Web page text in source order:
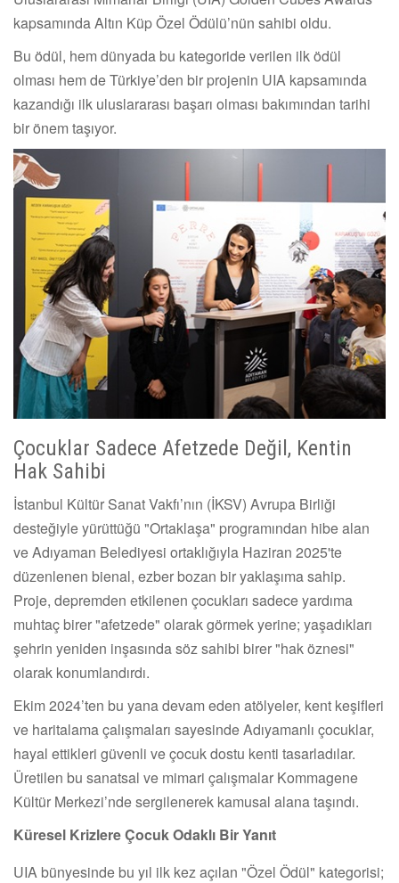
kapsamında Altın Küp Özel Ödülü’nün sahibi oldu.
Bu ödül, hem dünyada bu kategoride verilen ilk ödül
olması hem de Türkiye’den bir projenin UIA kapsamında
kazandığı ilk uluslararası başarı olması bakımından tarihi
bir önem taşıyor.
Çocuklar Sadece Afetzede Değil, Kentin
Hak Sahibi
İstanbul Kültür Sanat Vakfı’nın (İKSV) Avrupa Birliği
desteğiyle yürüttüğü "Ortaklaşa" programından hibe alan
ve Adıyaman Belediyesi ortaklığıyla Haziran 2025'te
düzenlenen bienal, ezber bozan bir yaklaşıma sahip.
Proje, depremden etkilenen çocukları sadece yardıma
muhtaç birer "afetzede" olarak görmek yerine; yaşadıkları
şehrin yeniden inşasında söz sahibi birer "hak öznesi"
olarak konumlandırdı.
Ekim 2024’ten bu yana devam eden atölyeler, kent keşifleri
ve haritalama çalışmaları sayesinde Adıyamanlı çocuklar,
hayal ettikleri güvenli ve çocuk dostu kenti tasarladılar.
Üretilen bu sanatsal ve mimari çalışmalar Kommagene
Kültür Merkezi’nde sergilenerek kamusal alana taşındı.
Küresel Krizlere Çocuk Odaklı Bir Yanıt
UIA bünyesinde bu yıl ilk kez açılan "Özel Ödül" kategorisi;